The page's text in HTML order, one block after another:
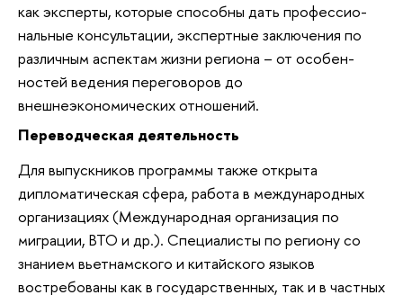
как эксперты, которые способны дать профессио­
нальные консультации, экспертные заключения по
различным аспек­там жизни региона – от особен­
ностей ведения переговоров до
внешнеэкономических отношений.
Переводческая деятельность
Для выпускников программы также открыта
дипломатическая сфера, работа в международных
организа­циях (Международная организация по
миграции, ВТО и др.). Специ­алисты по региону со
знанием вьетнамского и китайского языков
востребованы как в государствен­ных, так и в частных